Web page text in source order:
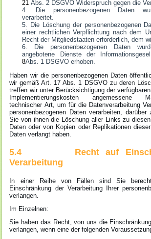
21 Abs. 2 DSGVO Widerspruch gegen die
Die personenbezogenen Daten
verarbeitet.
Die Löschung der personenbezogenen
einer rechtlichen Verpflichtung nach dem
Recht der Mitgliedstaaten erforderlich, dem
Die personenbezogenen Daten
angebotene Dienste der
8Abs. 1 DSGVO erhoben.
Haben wir die personenbezogenen Daten
wir gemäß Art. 17 Abs. 1 DSGVO zu deren
treffen wir unter Berücksichtigung der
Implementierungskosten angemessene
technischer Art, um für die Datenverarbeitung
personenbezogenen Daten verarbeiten,
Sie von ihnen die Löschung aller Links zu
Daten oder von Kopien oder Replikationen
Daten verlangt haben.
5.4 Recht auf
Verarbeitung
In einer Reihe von Fällen sind Sie
Einschränkung der Verarbeitung Ihrer
verlangen.
Im Einzelnen:
Sie haben das Recht, von uns die
verlangen, wenn eine der folgenden